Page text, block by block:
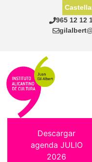
965 12 12
Descargar
agenda JULIO
2026